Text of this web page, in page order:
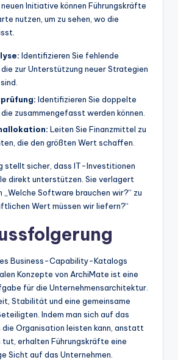
Initiative können Führungskräfte
nutzen, um zu sehen, wo die
Identifizieren Sie fehlende
die zur Unterstützung neuer Strategien
Identifizieren Sie doppelte
zusammengefasst werden können.
Leiten Sie Finanzmittel zu
die den größten Wert schaffen.
stellt sicher, dass IT-Investitionen
direkt unterstützen. Sie verlagert
„Welche Software brauchen wir?“ zu
Wert müssen wir liefern?“
Business-Capability-Katalogs
Konzepte von ArchiMate ist eine
für die Unternehmensarchitektur.
Stabilität und eine gemeinsame
Indem man sich auf das
Organisation leisten kann, anstatt
tut, erhalten Führungskräfte eine
Sicht auf das Unternehmen.